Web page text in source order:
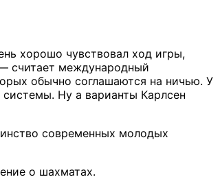
хорошо чувствовал ход игры,
считает международный
обычно соглашаются на ничью. У
Ну а варианты Карлсен
современных молодых
о шахматах.